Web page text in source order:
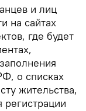
и лиц
на сайтах
где будет
о списках
жительства,
регистрации